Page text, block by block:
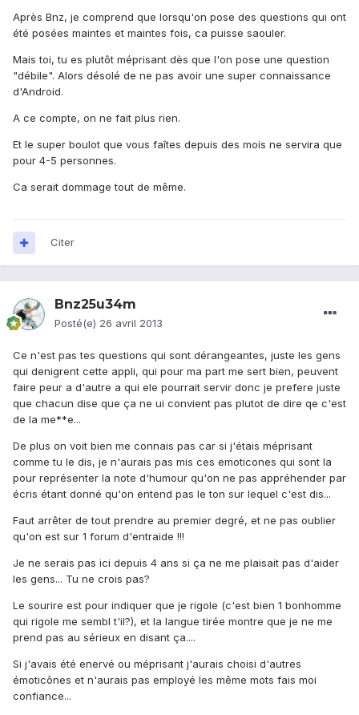
Après Bnz, je comprend que lorsqu'on pose des questions qui ont
été posées maintes et maintes fois, ca puisse saouler.
Mais toi, tu es plutôt méprisant dès que l'on pose une question
"débile". Alors désolé de ne pas avoir une super connaissance
d'Android.
A ce compte, on ne fait plus rien.
Et le super boulot que vous faîtes depuis des mois ne servira que
pour 4-5 personnes.
Ca serait dommage tout de même.
Citer
Bnz25u34m
Posté(e) 26 avril 2013
Ce n'est pas tes questions qui sont dérangeantes, juste les gens
qui denigrent cette appli, qui pour ma part me sert bien, peuvent
faire peur a d'autre a qui ele pourrait servir donc je prefere juste
que chacun dise que ça ne ui convient pas plutot de dire qe c'est
de la me**e...
De plus on voit bien me connais pas car si j'étais méprisant
comme tu le dis, je n'aurais pas mis ces emoticones qui sont la
pour représenter la note d'humour qu'on ne pas appréhender par
écris étant donné qu'on entend pas le ton sur lequel c'est dis...
Faut arrêter de tout prendre au premier degré, et ne pas oublier
qu'on est sur 1 forum d'entraide !!!
Je ne serais pas ici depuis 4 ans si ça ne me plaisait pas d'aider
les gens... Tu ne crois pas?
Le sourire est pour indiquer que je rigole (c'est bien 1 bonhomme
qui rigole me sembl t'il?), et la langue tirée montre que je ne me
prend pas au sérieux en disant ça....
Si j'avais été enervé ou méprisant j'aurais choisi d'autres
émoticônes et n'aurais pas employé les même mots fais moi
confiance...